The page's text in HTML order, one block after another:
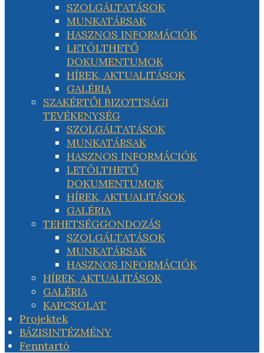
SZOLGÁLTATÁSOK
MUNKATÁRSAK
HASZNOS INFORMÁCIÓK
LETÖLTHETŐ
DOKUMENTUMOK
HÍREK, AKTUALITÁSOK
GALÉRIA
SZAKÉRTŐI BIZOTTSÁGI
TEVÉKENYSÉG
SZOLGÁLTATÁSOK
MUNKATÁRSAK
HASZNOS INFORMÁCIÓK
LETÖLTHETŐ
DOKUMENTUMOK
HÍREK, AKTUALITÁSOK
GALÉRIA
TEHETSÉGGONDOZÁS
SZOLGÁLTATÁSOK
MUNKATÁRSAK
HASZNOS INFORMÁCIÓK
HÍREK, AKTUALITÁSOK
GALÉRIA
KAPCSOLAT
Projektek
BÁZISINTÉZMÉNY
Fenntartó